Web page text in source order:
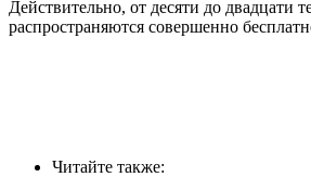
Действительно, от десяти до двадцати
распространяются совершенно
Читайте также: